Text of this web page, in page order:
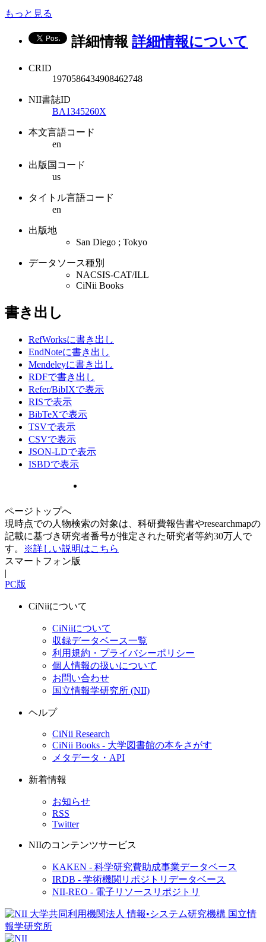
もっと見る
詳細情報 詳細情報について
CRID
1970586434908462748
NII書誌ID
BA1345260X
本文言語コード
en
出版国コード
us
タイトル言語コード
en
出版地
San Diego ; Tokyo
データソース種別
NACSIS-CAT/ILL
CiNii Books
書き出し
RefWorksに書き出し
EndNoteに書き出し
Mendeleyに書き出し
RDFで書き出し
Refer/BibIXで表示
RISで表示
BibTeXで表示
TSVで表示
CSVで表示
JSON-LDで表示
ISBDで表示
ページトップへ
現時点での人物検索の対象は、科研費報告書やresearchmapの
記載に基づき研究者番号が推定された研究者等約30万人で
す。
※詳しい説明はこちら
スマートフォン版
|
PC版
CiNiiについて
CiNiiについて
収録データベース一覧
利用規約・プライバシーポリシー
個人情報の扱いについて
お問い合わせ
国立情報学研究所 (NII)
ヘルプ
CiNii Research
CiNii Books - 大学図書館の本をさがす
メタデータ・API
新着情報
お知らせ
RSS
Twitter
NIIのコンテンツサービス
KAKEN - 科学研究費助成事業データベース
IRDB - 学術機関リポジトリデータベース
NII-REO - 電子リソースリポジトリ